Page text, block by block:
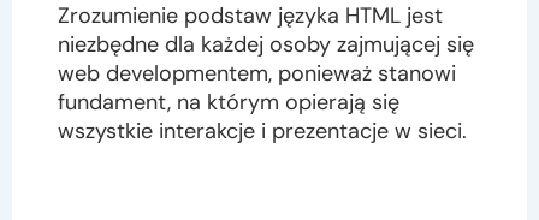
Zrozumienie podstaw języka HTML jest
niezbędne dla każdej osoby zajmującej się
web developmentem, ponieważ stanowi
fundament, na którym opierają się
wszystkie interakcje i prezentacje w sieci.